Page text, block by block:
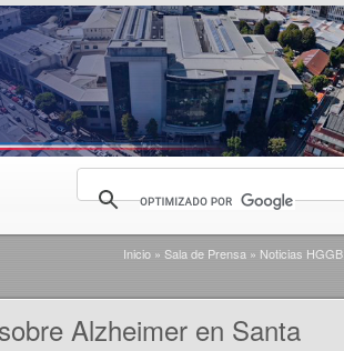
Inicio» Sala de Prensa» Noticias HGGB
Alzheimer en Santa